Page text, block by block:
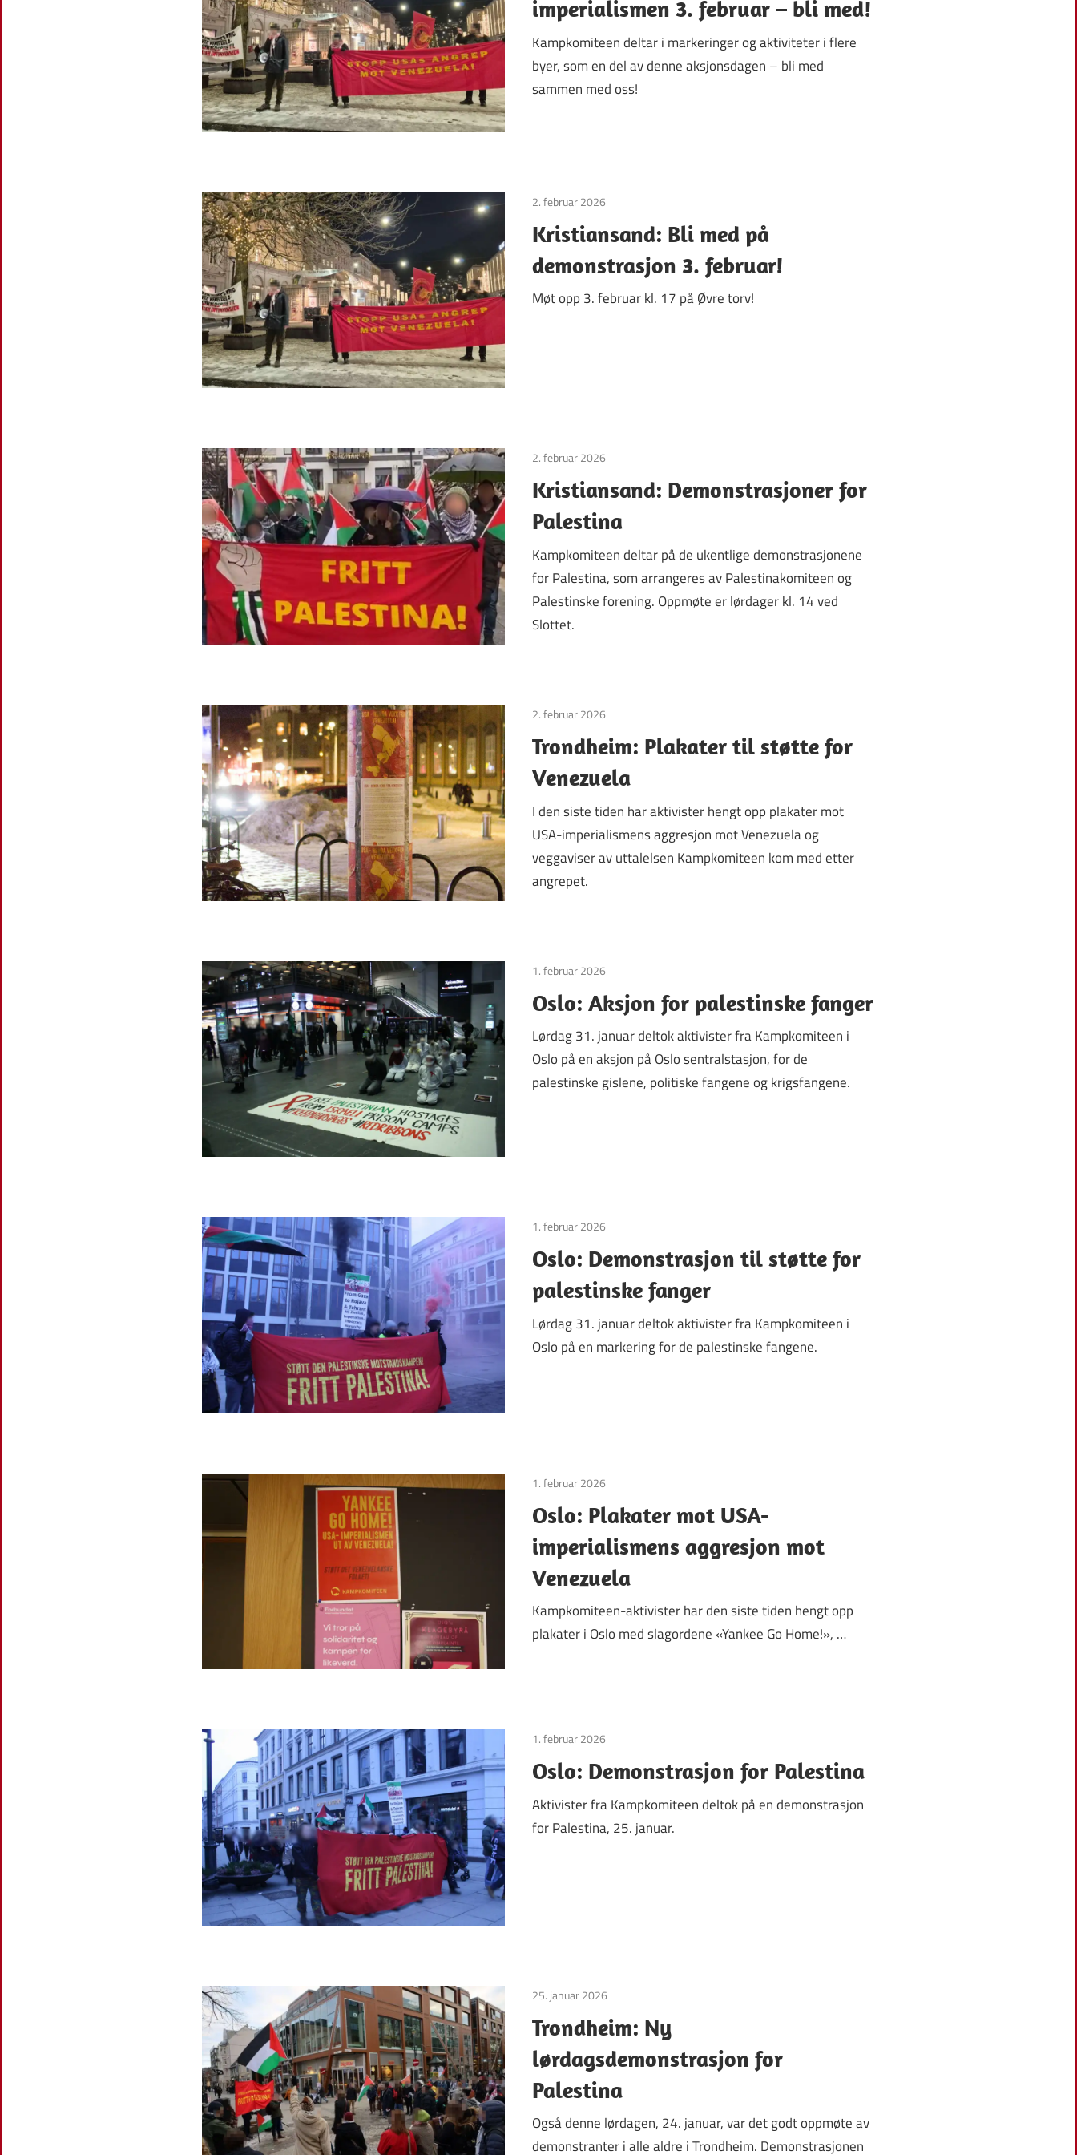
imperialismen 3. februar – bli med!
Kampkomiteen deltar i markeringer og aktiviteter i flere
byer, som en del av denne aksjonsdagen – bli med
sammen med oss!
2. februar 2026
Kristiansand: Bli med på
demonstrasjon 3. februar!
Møt opp 3. februar kl. 17 på Øvre torv!
2. februar 2026
Kristiansand: Demonstrasjoner for
Palestina
Kampkomiteen deltar på de ukentlige demonstrasjonene
for Palestina, som arrangeres av Palestinakomiteen og
Palestinske forening. Oppmøte er lørdager kl. 14 ved
Slottet.
2. februar 2026
Trondheim: Plakater til støtte for
Venezuela
I den siste tiden har aktivister hengt opp plakater mot
USA-imperialismens aggresjon mot Venezuela og
veggaviser av uttalelsen Kampkomiteen kom med etter
angrepet.
1. februar 2026
Oslo: Aksjon for palestinske fanger
Lørdag 31. januar deltok aktivister fra Kampkomiteen i
Oslo på en aksjon på Oslo sentralstasjon, for de
palestinske gislene, politiske fangene og krigsfangene.
1. februar 2026
Oslo: Demonstrasjon til støtte for
palestinske fanger
Lørdag 31. januar deltok aktivister fra Kampkomiteen i
Oslo på en markering for de palestinske fangene.
1. februar 2026
Oslo: Plakater mot USA-
imperialismens aggresjon mot
Venezuela
Kampkomiteen-aktivister har den siste tiden hengt opp
plakater i Oslo med slagordene «Yankee Go Home!», …
1. februar 2026
Oslo: Demonstrasjon for Palestina
Aktivister fra Kampkomiteen deltok på en demonstrasjon
for Palestina, 25. januar.
25. januar 2026
Trondheim: Ny
lørdagsdemonstrasjon for
Palestina
Også denne lørdagen, 24. januar, var det godt oppmøte av
demonstranter i alle aldre i Trondheim. Demonstrasjonen